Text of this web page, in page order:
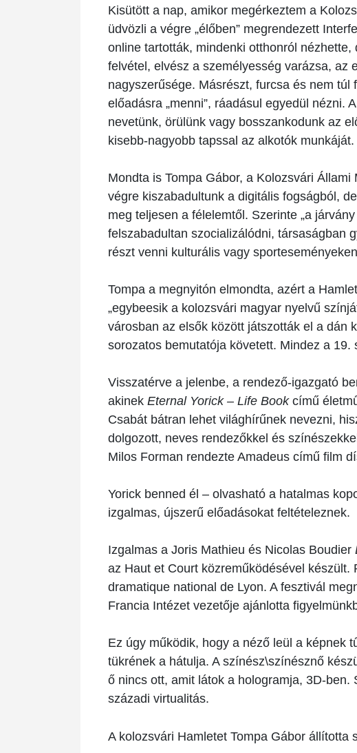
Kisütött a nap, amikor megérkeztem a
üdvözli a végre „élőben” megrendezett
online tartották, mindenki otthonról
felvétel, elvész a személyesség varázsa, az
nagyszerűsége. Másrészt, furcsa és nem
előadásra „menni”, ráadásul egyedül nézni.
nevetünk, örülünk vagy bosszankodunk az
kisebb-nagyobb tapssal az alkotók munkáját.
Mondta is Tompa Gábor, a Kolozsvári
végre kiszabadultunk a digitális fogságból,
meg teljesen a félelemtől. Szerinte „a
felszabadultan szocializálódni, társaságban
részt venni kulturális vagy
Tompa a megnyitón elmondta, azért a
„egybeesik a kolozsvári magyar nyelvű
városban az elsők között játszották el a dán
sorozatos bemutatója követett. Mindez a 19.
Visszatérve a jelenbe, a rendező-igazgató
akinek Eternal Yorick – Life Bookcímű
Csabát bátran lehet világhírűnek nevezni,
dolgozott, neves rendezőkkel és
Milos Forman rendezte Amadeus című film
Yorick benned él – olvasható a hatalmas
izgalmas, újszerű előadásokat feltételeznek.
Izgalmas a Joris Mathieu és Nicolas Boudier
az Haut et Court közreműködésével
dramatique national de Lyon. A fesztivál
Francia Intézet vezetője ajánlotta
Ez úgy működik, hogy a néző leül a képnek
tükrének a hátulja. A színész\színésznő
ő nincs ott, amit látok a hologramja, 3D-
századi virtualitás.
A kolozsvári Hamletet Tompa Gábor állította